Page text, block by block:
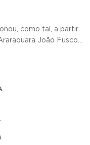
como tal, a partir
João Fusco...